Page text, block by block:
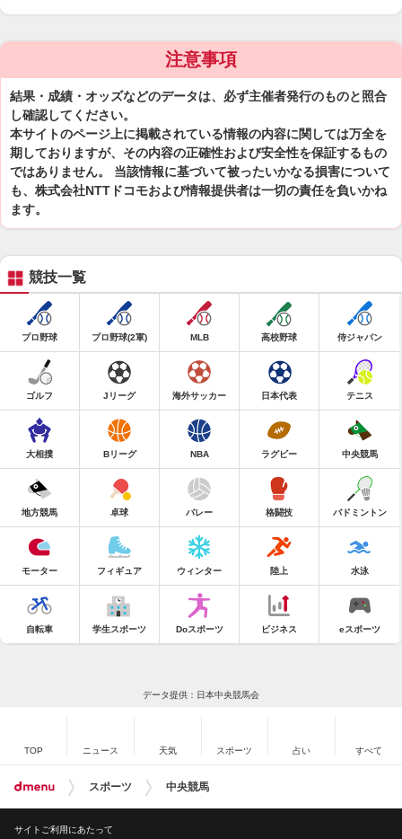
注意事項
結果・成績・オッズなどのデータは、必ず主催者発行のものと照合
し確認してください。
本サイトのページ上に掲載されている情報の内容に関しては万全を
期しておりますが、その内容の正確性および安全性を保証するもの
ではありません。 当該情報に基づいて被ったいかなる損害について
も、株式会社NTTドコモおよび情報提供者は一切の責任を負いかね
ます。
競技一覧
プロ野球 プロ野球(2軍) MLB 高校野球 侍ジャパン
ゴルフ Jリーグ 海外サッカー 日本代表 テニス
大相撲 Bリーグ NBA ラグビー 中央競馬
地方競馬 卓球 バレー 格闘技 バドミントン
モーター フィギュア ウィンター 陸上 水泳
自転車 学生スポーツ Doスポーツ ビジネス eスポーツ
データ提供：日本中央競馬会
TOP ニュース 天気 スポーツ 占い すべて
スポーツ 中央競馬
サイトご利用にあたって